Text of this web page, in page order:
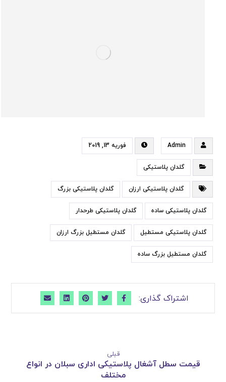
Admin فوریه 13, 2019
گلدان پلاستیکی
گلدان پلاستیکی ارزان گلدان پلاستیکی بزرگ
گلدان پلاستیکی ساده گلدان پلاستیکی طرحدار
گلدان پلاستیکی مستطیل گلدان مستطیل بزرگ ارزان
گلدان مستطیل بزرگ ساده
قبلی
قیمت سطل آشغال پلاستیکی اداری سبلان در انواع
مختلف